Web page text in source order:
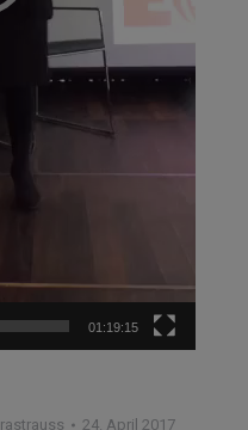
01:19:15
24. April 2017